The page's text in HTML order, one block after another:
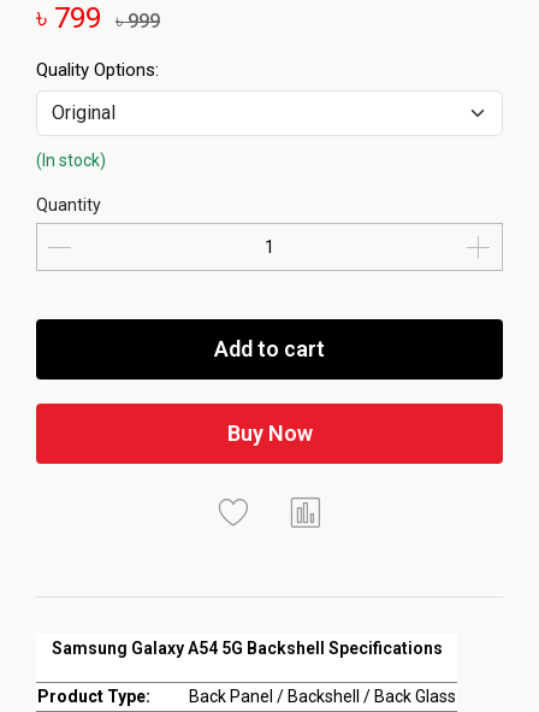
৳ 799 ৳ 999
Samsung Galaxy A54 5G Backshell Specifications
Product Type:
Back Panel / Backshell / Back Glass
Quality Options:
(In stock)
Quantity
Add to cart
Buy Now